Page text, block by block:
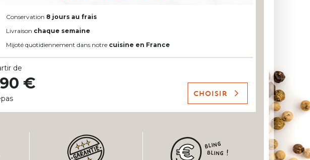
Conservation 8 jours au frais
Livraison chaque semaine
Mijoté quotidiennement dans notre cuisine en France
de
€
Choisir